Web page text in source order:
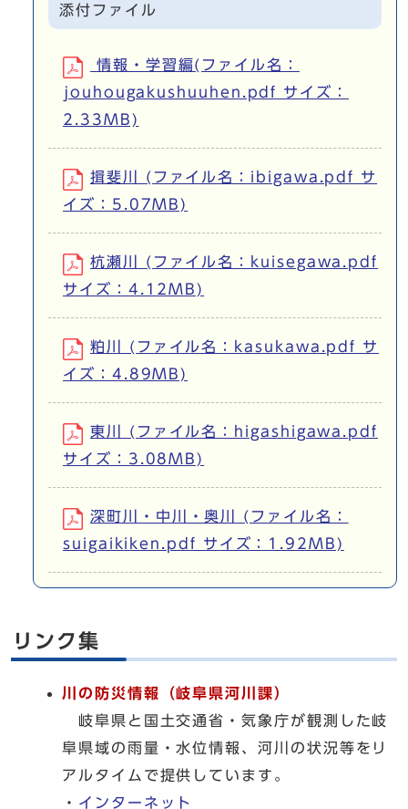
添付ファイル
情報・学習編(ファイル名：
jouhougakushuuhen.pdf サイズ：
2.33MB)
揖斐川 (ファイル名：ibigawa.pdf サ
イズ：5.07MB)
杭瀬川 (ファイル名：kuisegawa.pdf
サイズ：4.12MB)
粕川 (ファイル名：kasukawa.pdf サ
イズ：4.89MB)
東川 (ファイル名：higashigawa.pdf
サイズ：3.08MB)
深町川・中川・奥川 (ファイル名：
suigaikiken.pdf サイズ：1.92MB)
リンク集
川の防災情報（岐阜県河川課）
岐阜県と国土交通省・気象庁が観測した岐
阜県域の雨量・水位情報、河川の状況等をリ
アルタイムで提供しています。
・ インターネット